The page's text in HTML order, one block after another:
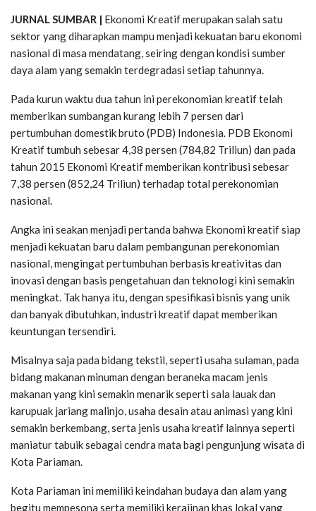
JURNAL SUMBAR | Ekonomi Kreatif merupakan salah satu
sektor yang diharapkan mampu menjadi kekuatan baru ekonomi
nasional di masa mendatang, seiring dengan kondisi sumber
daya alam yang semakin terdegradasi setiap tahunnya.
Pada kurun waktu dua tahun ini perekonomian kreatif telah
memberikan sumbangan kurang lebih 7 persen dari
pertumbuhan domestik bruto (PDB) Indonesia. PDB Ekonomi
Kreatif tumbuh sebesar 4,38 persen (784,82 Triliun) dan pada
tahun 2015 Ekonomi Kreatif memberikan kontribusi sebesar
7,38 persen (852,24 Triliun) terhadap total perekonomian
nasional.
Angka ini seakan menjadi pertanda bahwa Ekonomi kreatif siap
menjadi kekuatan baru dalam pembangunan perekonomian
nasional, mengingat pertumbuhan berbasis kreativitas dan
inovasi dengan basis pengetahuan dan teknologi kini semakin
meningkat. Tak hanya itu, dengan spesifikasi bisnis yang unik
dan banyak dibutuhkan, industri kreatif dapat memberikan
keuntungan tersendiri.
Misalnya saja pada bidang tekstil, seperti usaha sulaman, pada
bidang makanan minuman dengan beraneka macam jenis
makanan yang kini semakin menarik seperti sala lauak dan
karupuak jariang malinjo, usaha desain atau animasi yang kini
semakin berkembang, serta jenis usaha kreatif lainnya seperti
maniatur tabuik sebagai cendra mata bagi pengunjung wisata di
Kota Pariaman.
Kota Pariaman ini memiliki keindahan budaya dan alam yang
begitu mempesona serta memiliki kerajinan khas lokal yang